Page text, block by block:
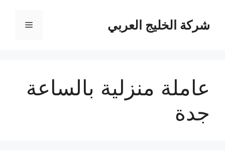
المحتوىشركة الخليج العربي القائمة
عاملة منزلية بالساعة
جدة